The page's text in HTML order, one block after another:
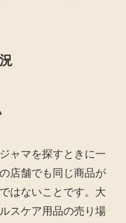
ャマを探すときに一
店舗でも同じ商品が
はないことです。大
スケア用品の売り場